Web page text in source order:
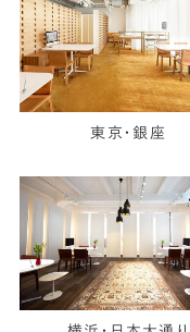
東京・銀座